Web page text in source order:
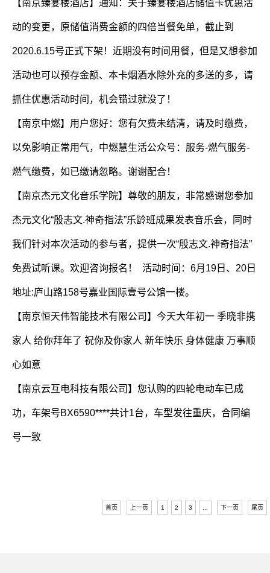
【南京臻宴楼酒店】通知：关于臻宴楼酒店储值卡优惠活
动的变更，原储值消费金额的四倍当餐免单，截止到
2020.6.15号正式下架！近期没有时间用餐，但是又想参加
活动也可以预存金额、本卡烟酒水除外充的多送的多，请
抓住优惠活动时间，机会错过就没了！
【南京中燃】用户您好：您有欠费未结清，请及时缴费，
以免影响正常用气，中燃慧生活公众号：服务-燃气服务-
燃气缴费，如已缴请忽略。谢谢配合！
【南京杰元文化音乐学院】尊敬的朋友，非常感谢您参加
杰元文化“殷志文.神奇指法”乐龄班成果发表音乐会，同时
我们针对本次活动的参与者，提供一次“殷志文.神奇指法”
免费试听课。欢迎咨询报名！ 活动时间：6月19日、20日
地址:庐山路158号嘉业国际壹号公馆一楼。
【南京恒天伟智能技术有限公司】今天大年初一 季晓非携
家人 给你拜年了 祝你及你家人 新年快乐 身体健康 万事顺
心如意
【南京云互电科技有限公司】您认购的四轮电动车已成
功，车架号BX6590****共计1台，车型发往重庆，合同编
号一致
首页 上一页 1 2 3 下一页 尾页